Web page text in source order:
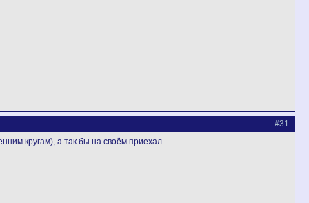
#31
кругам), а так бы на своём приехал.